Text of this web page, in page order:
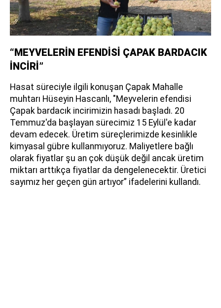
“MEYVELERİN EFENDİSİ ÇAPAK BARDACIK
İNCİRİ”
Hasat süreciyle ilgili konuşan Çapak Mahalle
muhtarı Hüseyin Hascanlı, "Meyvelerin efendisi
Çapak bardacık incirimizin hasadı başladı. 20
Temmuz'da başlayan sürecimiz 15 Eylül'e kadar
devam edecek. Üretim süreçlerimizde kesinlikle
kimyasal gübre kullanmıyoruz. Maliyetlere bağlı
olarak fiyatlar şu an çok düşük değil ancak üretim
miktarı arttıkça fiyatlar da dengelenecektir. Üretici
sayımız her geçen gün artıyor” ifadelerini kullandı.